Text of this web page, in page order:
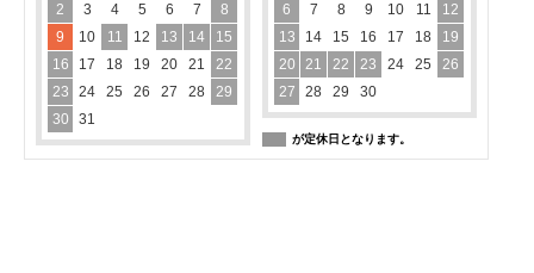
2
3 4 5 6 7
8
9
10 11 12 13 14
15
16
17 18 19 20 21
22
23
24 25 26 27 28
29
30
31
6
7 8 9 10 11
12
13
14 15 16 17 18
19
20
21 22 23 24 25
26
27
28 29 30
が定休日となります。